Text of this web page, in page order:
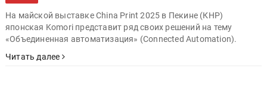
На майской выставке China Print 2025 в Пекине (КНР)
японская Komori представит ряд своих решений на тему
«Объединенная автоматизация» (Connected Automation).
Читать далее